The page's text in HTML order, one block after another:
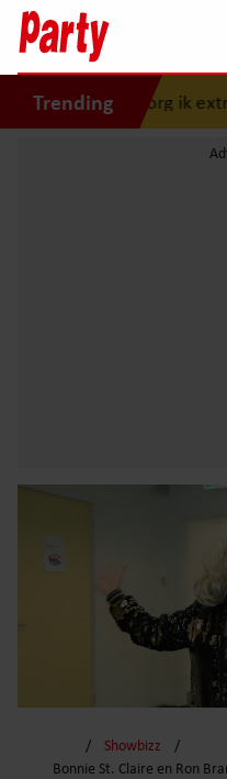
Trending
zorg ik extra goed
Showbizz
Bonnie St. Claire en Ron